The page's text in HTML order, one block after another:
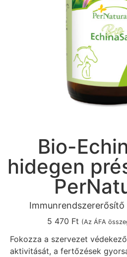
Bio-
hidegen
5 470 Ft (Az ÁFA
Fokozza a szervezet
aktivitását, a fertőzések